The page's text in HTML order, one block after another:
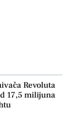
Revoluta
17,5 milijuna